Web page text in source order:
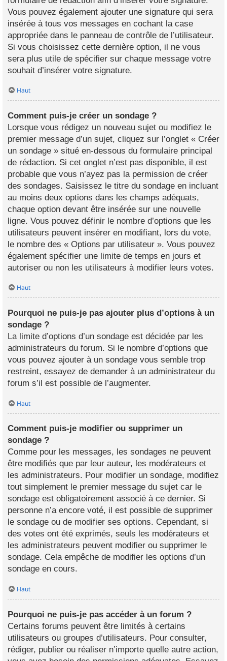
Vous pouvez également ajouter une signature qui sera
insérée à tous vos messages en cochant la case
appropriée dans le panneau de contrôle de l’utilisateur.
Si vous choisissez cette dernière option, il ne vous
sera plus utile de spécifier sur chaque message votre
souhait d’insérer votre signature.
Haut
Comment puis-je créer un sondage ?
Lorsque vous rédigez un nouveau sujet ou modifiez le
premier message d’un sujet, cliquez sur l’onglet « Créer
un sondage » situé en-dessous du formulaire principal
de rédaction. Si cet onglet n’est pas disponible, il est
probable que vous n’ayez pas la permission de créer
des sondages. Saisissez le titre du sondage en incluant
au moins deux options dans les champs adéquats,
chaque option devant être insérée sur une nouvelle
ligne. Vous pouvez définir le nombre d’options que les
utilisateurs peuvent insérer en modifiant, lors du vote,
le nombre des « Options par utilisateur ». Vous pouvez
également spécifier une limite de temps en jours et
autoriser ou non les utilisateurs à modifier leurs votes.
Haut
Pourquoi ne puis-je pas ajouter plus d’options à un
sondage ?
La limite d’options d’un sondage est décidée par les
administrateurs du forum. Si le nombre d’options que
vous pouvez ajouter à un sondage vous semble trop
restreint, essayez de demander à un administrateur du
forum s’il est possible de l’augmenter.
Haut
Comment puis-je modifier ou supprimer un
sondage ?
Comme pour les messages, les sondages ne peuvent
être modifiés que par leur auteur, les modérateurs et
les administrateurs. Pour modifier un sondage, modifiez
tout simplement le premier message du sujet car le
sondage est obligatoirement associé à ce dernier. Si
personne n’a encore voté, il est possible de supprimer
le sondage ou de modifier ses options. Cependant, si
des votes ont été exprimés, seuls les modérateurs et
les administrateurs peuvent modifier ou supprimer le
sondage. Cela empêche de modifier les options d’un
sondage en cours.
Haut
Pourquoi ne puis-je pas accéder à un forum ?
Certains forums peuvent être limités à certains
utilisateurs ou groupes d’utilisateurs. Pour consulter,
rédiger, publier ou réaliser n’importe quelle autre action,